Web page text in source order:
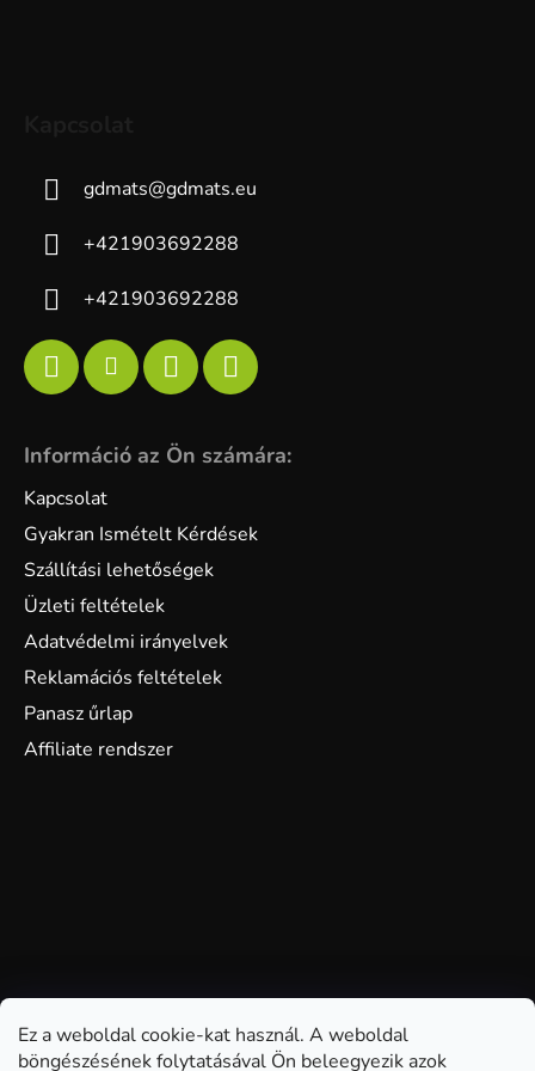
Ez a weboldal cookie-kat használ. A weboldal
böngészésének folytatásával Ön beleegyezik azok
gdmats@gdmats.eu
+421903692288
+421903692288
Információ az Ön számára:
Kapcsolat
Gyakran Ismételt Kérdések
Szállítási lehetőségek
Üzleti feltételek
Adatvédelmi irányelvek
Reklamációs feltételek
Panasz űrlap
Affiliate rendszer